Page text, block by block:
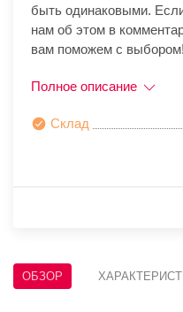
быть одинаковыми.
нам об этом в
вам поможем с выбором!
Полное описание
Склад
ОБЗОР